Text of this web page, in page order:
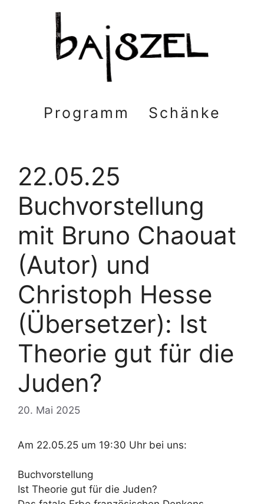
Programm Schänke
22.05.25
Buchvorstellung
mit Bruno Chaouat
(Autor) und
Christoph Hesse
(Übersetzer): Ist
Theorie gut für die
Juden?
20. Mai 2025
Am 22.05.25 um 19:30 Uhr bei uns:
Buchvorstellung
Ist Theorie gut für die Juden?